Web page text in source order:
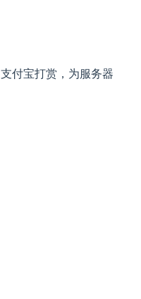
支付宝打赏，为服务器